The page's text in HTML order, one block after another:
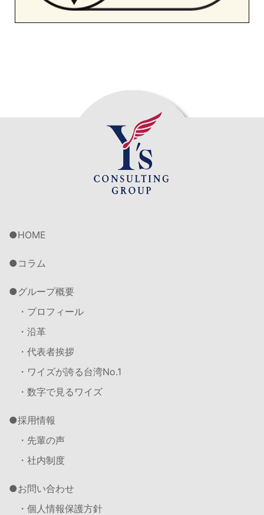
HOME
コラム
グループ概要
・プロフィール
・沿革
・代表者挨拶
・ワイズが誇る台湾No.1
・数字で見るワイズ
採用情報
・先輩の声
・社内制度
お問い合わせ
・個人情報保護方針